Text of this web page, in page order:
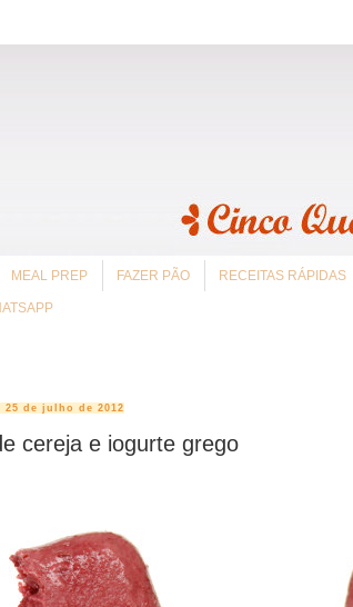
MEAL PREP FAZER PÃO RECEITAS RÁPIDAS
25 de julho de 2012
cereja e iogurte grego